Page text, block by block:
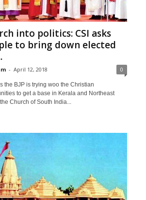
into politics: CSI asks
to bring down elected
- April 12, 2018 0
the BJP is trying woo the Christian
to get a base in Kerala and Northeast
Church of South India...